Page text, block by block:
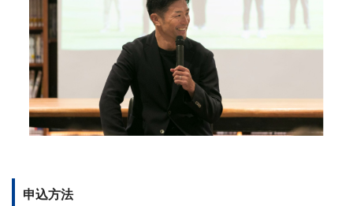
申込方法